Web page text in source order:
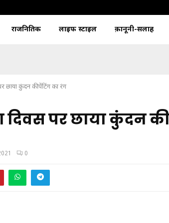
राजनितिक लाइफ स्टाइल क़ानूनी-सलाह
पर छाया कुंदन की पेंटिंग का रंग
दिवस पर छाया कुंदन
0